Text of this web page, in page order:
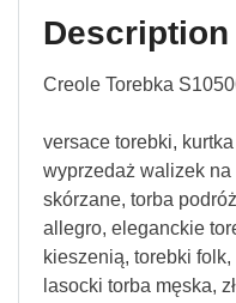
Description
Creole Torebka
versace torebki,
wyprzedaż walizek na
skórzane, torba
allegro, eleganckie
kieszenią, torebki
lasocki torba męska,